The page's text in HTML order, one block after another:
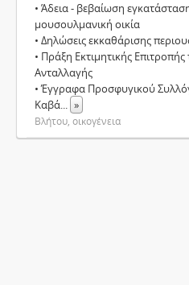
• Άδεια - βεβαίωση
μουσουλμανική οικία
• Δηλώσεις εκκαθάρισης
• Πράξη Εκτιμητικής
Ανταλλαγής
• Έγγραφα Προσφυγικού
Καβά... »
Βλήτου, οικογένεια